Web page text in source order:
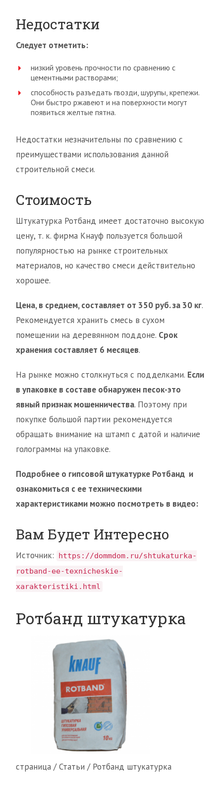
Недостатки
Следует отметить:
низкий уровень прочности по сравнению с
цементными растворами;
способность разъедать гвозди, шурупы, крепежи.
Они быстро ржавеют и на поверхности могут
появиться желтые пятна.
Недостатки незначительны по сравнению с
преимуществами использования данной
строительной смеси.
Стоимость
Штукатурка Ротбанд имеет достаточно высокую
цену, т. к. фирма Кнауф пользуется большой
популярностью на рынке строительных
материалов, но качество смеси действительно
хорошее.
Цена, в среднем, составляет от 350 руб. за 30 кг.
Рекомендуется хранить смесь в сухом
помещении на деревянном поддоне. Срок
хранения составляет 6 месяцев.
На рынке можно столкнуться с подделками. Если
в упаковке в составе обнаружен песок-это
явный признак мошенничества. Поэтому при
покупке большой партии рекомендуется
обращать внимание на штамп с датой и наличие
голограммы на упаковке.
Подробнее о гипсовой штукатурке Ротбанд и
ознакомиться с ее техническими
характеристиками можно посмотреть в видео:
Вам Будет Интересно
Источник:
https://dommdom.ru/shtukaturka-
rotband-ee-texnicheskie-
xarakteristiki.html
Ротбанд штукатурка
страница / Статьи / Ротбанд штукатурка